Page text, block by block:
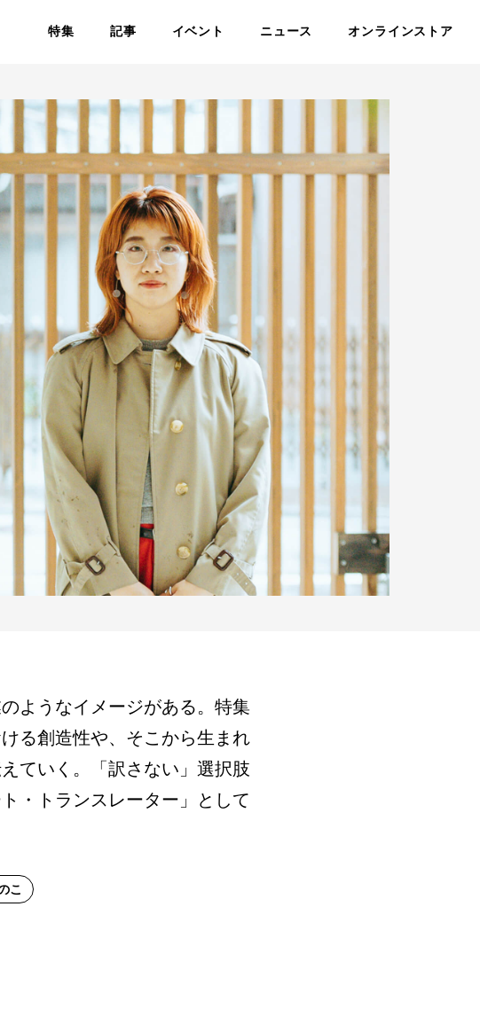
特集 記事 イベント ニュース オンラインストア
ようなイメージがある。特集
る創造性や、そこから生まれ
ていく。「訳さない」選択肢
・トランスレーター」として
こ